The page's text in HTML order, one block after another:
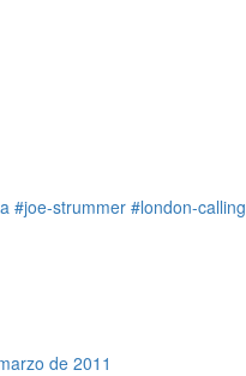
#joe-strummer #london-calling
de 2011